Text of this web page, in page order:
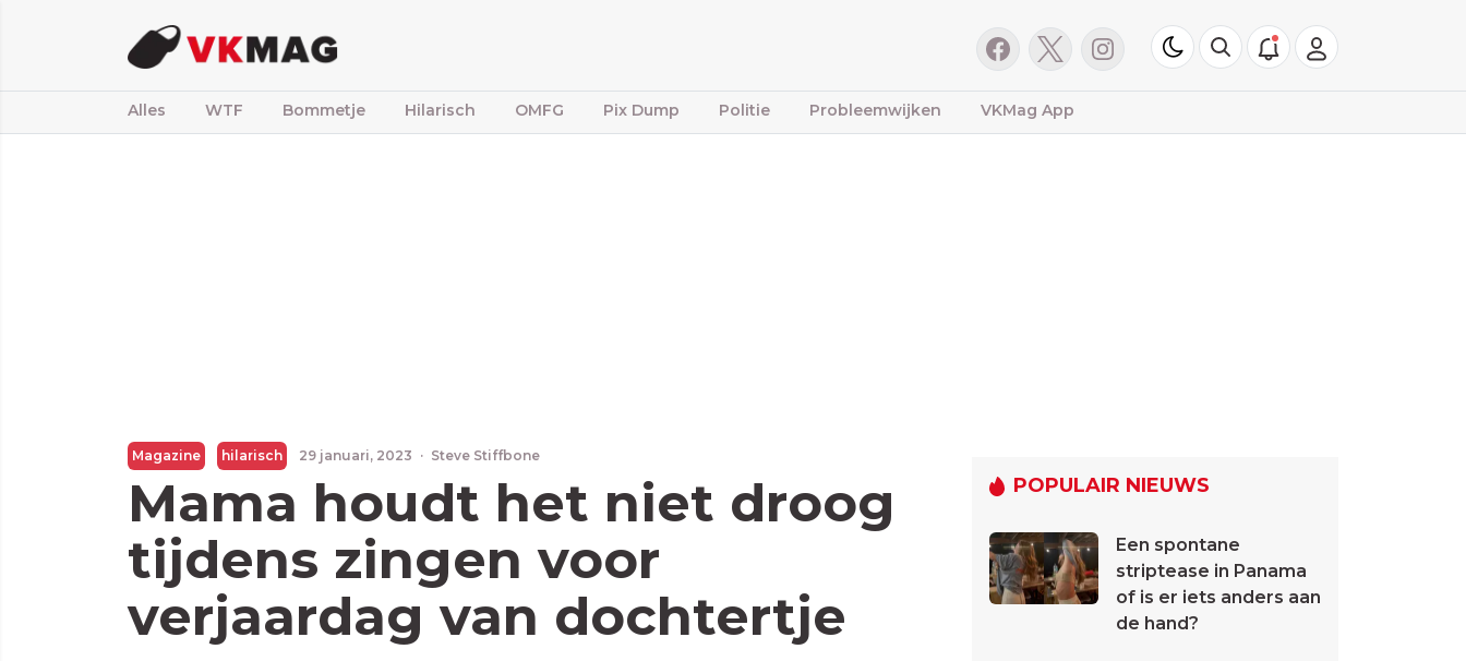
Alles WTF Bommetje Hilarisch OMFG Pix Dump Politie Probleemwijken VKMag App
Magazine hilarisch 29 januari, 2023 · Steve Stiffbone
Mama houdt het niet droog
tijdens zingen voor
verjaardag van dochtertje
POPULAIR NIEUWS
Een spontane
striptease in Panama
of is er iets anders aan
de hand?